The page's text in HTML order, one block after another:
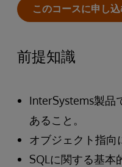
このコースに申し
前提知識
InterSystems製品
あること。
オブジェクト指向
SQLに関する基本